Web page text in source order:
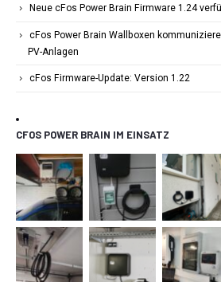
Neue cFos Power Brain Firmware 1.24
cFos Power Brain Wallboxen
PV-Anlagen
cFos Firmware-Update: Version 1.22
CFOS POWER BRAIN IM EINSATZ